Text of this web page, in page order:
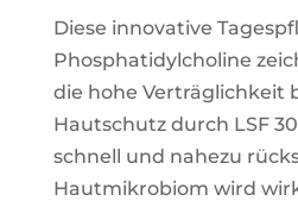
Diese innovative
Phosphatidylcholine
die hohe Verträglichkeit
Hautschutz durch LSF
schnell und nahezu
Hautmikrobiom wird